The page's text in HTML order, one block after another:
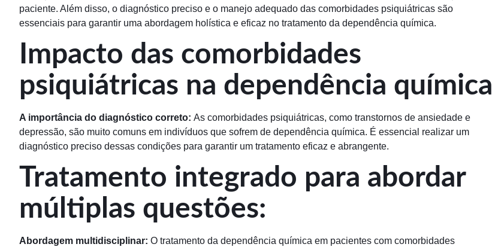
paciente. Além disso, o diagnóstico preciso e o manejo adequado das comorbidades psiquiátricas são
essenciais para garantir uma abordagem holística e eficaz no tratamento da dependência química.
Impacto das comorbidades
psiquiátricas na dependência química
A importância do diagnóstico correto: As comorbidades psiquiátricas, como transtornos de ansiedade e
depressão, são muito comuns em indivíduos que sofrem de dependência química. É essencial realizar um
diagnóstico preciso dessas condições para garantir um tratamento eficaz e abrangente.
Tratamento integrado para abordar
múltiplas questões:
Abordagem multidisciplinar: O tratamento da dependência química em pacientes com comorbidades